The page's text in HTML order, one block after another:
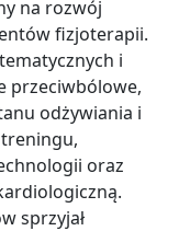
na rozwój
fizjoterapii.
i
przeciwbólowe,
odżywiania i
oraz
sprzyjał